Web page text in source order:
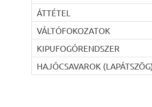
ÁTTÉTEL
VÁLTÓFOKOZATOK
KIPUFOGÓRENDSZER
HAJÓCSAVAROK